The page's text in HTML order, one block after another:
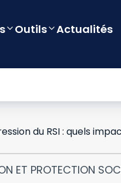
Outils Actualités
du RSI : quels
ET PROTECTION